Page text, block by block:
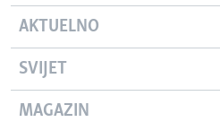
AKTUELNO
SVIJET
MAGAZIN